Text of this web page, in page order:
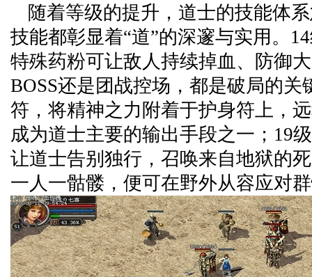
随着等级的提升，道士的技能体
技能都彰显着“道”的深邃与实用。
特殊药粉可让敌人持续掉血、防御
BOSS还是团战控场，都是破局的关
符，将精神之力附着于护身符上，
成为道士主要的输出手段之一；19
让道士告别独行，召唤来自地狱的
一人一骷髅，便可在野外从容应对